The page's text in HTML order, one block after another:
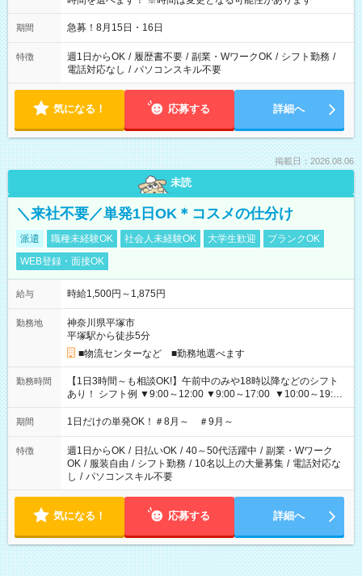
期間 急募！8月15日・16日
特徴 週1日からOK / 履歴書不要 / 副業・WワークOK / シフト勤務 /
電話対応なし / パソコンスキル不要
気になる！ 応募する 詳細へ
掲載日：2026.08.06
未読
＼来社不要／単発1日OK＊コスメの仕分け
派遣 職種未経験OK 社会人未経験OK 大学生歓迎
ブランクOK
WEB登録・面接OK
給与 時給1,500円～1,875円
勤務地
神奈川県平塚市
平塚駅から徒歩5分
■物流センターなど ■勤務地選べます
勤務時間
【1日3時間～も相談OK!】午前中のみや18時以降などのシフト
あり！ シフト例 ▼9:00～12:00 ▼9:00～17:00 ▼10:00～19:00
▼18:00～21:00
期間 1日だけの単発OK！＃8月～ ＃9月～
特徴 週1日からOK / 日払いOK / 40～50代活躍中 / 副業・Wワーク
OK / 服装自由 / シフト勤務 / 10名以上の大量募集 / 電話対応な
し / パソコンスキル不要
気になる！ 応募する 詳細へ